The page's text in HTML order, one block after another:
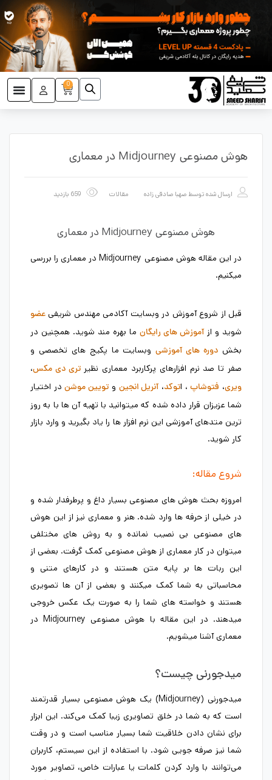
0
هوش مصنوعی Midjourney در معماری
ارسال شده توسط صهبا صادقی زاده مقالات
هوش مصنوعی Midjourney در معماری
در این مقاله هوش مصنوعی Midjourney در معماری را بررسی
میکنیم.
قبل از شروع آموزش در وبسایت آکادمی مهندس شریفی عضو
شوید و ازآموزش های رایگان ما بهره مند شوید. همچنین در
بخش دوره های آموزشیوبسایت ما پکیج های تخصصی و
صفر تا صد نرم افزارهای پرکاربرد معماری نظیرتری دی مکس،
ویری، فتوشاپ، اتوکد،آنریل انجین و تویین موشندر اختیار
شما عزیزان قرار داده شده که میتوانید با تهیه آن ها با به روز
ترین متدهای آموزشی این نرم افزار ها را یاد بگیرید و وارد بازار
کار شوید.
شروع مقاله:
امروزه بحث هوش های مصنوعی بسیار داغ و پرطرفدار شده و
در خیلی از حرفه ها وارد شده. هنر و معماری نیز از این هوش
های مصنوعی بی نصیب نمانده و به روش های مختلفی
میتوان در کار معماری از هوش مصنوعی کمک گرفت. بعضی از
این ربات ها بر پایه متن هستند و در کارهای متنی و
محاسباتی به شما کمک میکنند و بعضی از آن ها تصویری
هستند و خواسته های شما را به صورت یک عکس خروجی
میدهند. در این مقاله با هوش مصنوعی Midjourney در
معماری آشنا میشویم.
میدجورنی چیست؟
میدجورنی (Midjourney) یک هوش مصنوعی بسیار قدرتمند
است که به شما در خلق تصاویری زیبا کمک می‌کند. این ابزار
برای نشان دادن خلاقیت شما بسیار مناسب است و در وقت
شما نیز صرفه جویی ‌شود. با استفاده از این سیستم، کاربران
می‌توانند با وارد کردن کلمات یا عبارات خاص، تصاویر مورد